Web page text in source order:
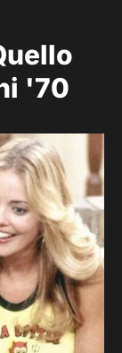
'70